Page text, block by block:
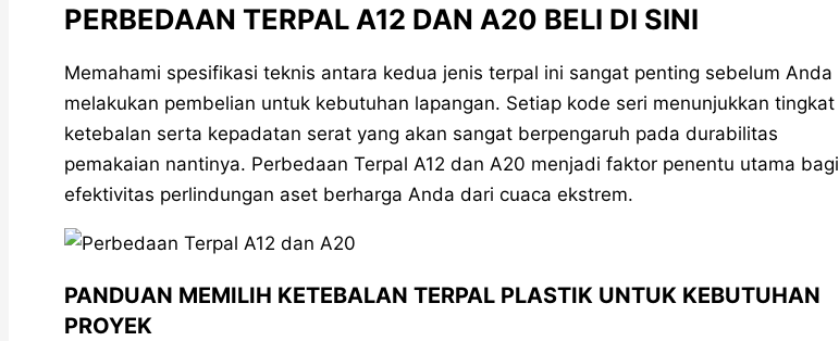
PERBEDAAN TERPAL A12 DAN A20 BELI DI SINI
Memahami spesifikasi teknis antara kedua jenis terpal ini sangat penting sebelum Anda
melakukan pembelian untuk kebutuhan lapangan. Setiap kode seri menunjukkan tingkat
ketebalan serta kepadatan serat yang akan sangat berpengaruh pada durabilitas
pemakaian nantinya. Perbedaan Terpal A12 dan A20 menjadi faktor penentu utama bagi
efektivitas perlindungan aset berharga Anda dari cuaca ekstrem.
PANDUAN MEMILIH KETEBALAN TERPAL PLASTIK UNTUK KEBUTUHAN
PROYEK